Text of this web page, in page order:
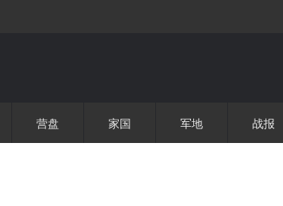
营盘 家国 军地 战报